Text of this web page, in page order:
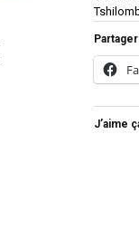
J’aime